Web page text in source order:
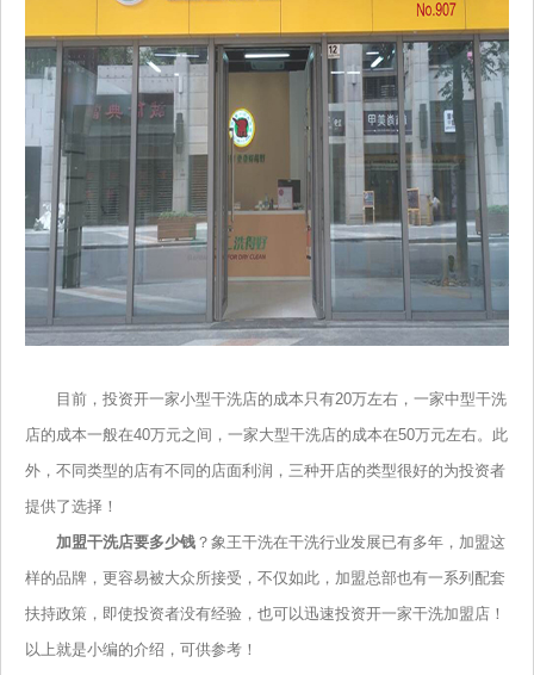
目前，投资开一家小型干洗店的成本只有20万左右，一家中型干洗
店的成本一般在40万元之间，一家大型干洗店的成本在50万元左右。此
外，不同类型的店有不同的店面利润，三种开店的类型很好的为投资者
提供了选择！
加盟干洗店要多少钱 ？象王干洗在干洗行业发展已有多年，加盟这
样的品牌，更容易被大众所接受，不仅如此，加盟总部也有一系列配套
扶持政策，即使投资者没有经验，也可以迅速投资开一家干洗加盟店！
以上就是小编的介绍，可供参考！